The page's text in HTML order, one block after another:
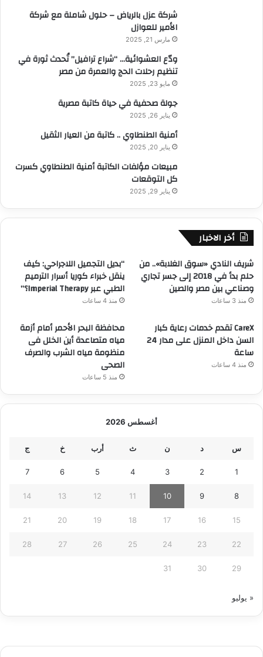
شركة عزل بالرياض – حلول شاملة مع شركة
الأمير للعوازل
مارس 21, 2025
ودّع العشوائية… “شراع ترافيل” تُحدث ثورة في
تنظيم رحلات الحج والعمرة من مصر
مايو 23, 2025
جولة صحفية في حياة كاتبة مصرية
يناير 26, 2025
أمنية الطنطاوي .. كاتبة من العيار الثقيل
يناير 20, 2025
مبيعات مؤلفات الكاتبة أمنية الطنطاوي كسرت
كل التوقعات
يناير 29, 2025
أخر الاخبار
شريف النادي «سوق الغلابة».. من
حلم بدأ في 2018 إلى جسر تجاري
وصناعي بين مصر والصين
منذ 3 ساعات
“بديل التجميل اللاجراحي: كيف
ينقل خبراء كوريا أسرار الترميم
الطبي عبر Imperial Therapy؟”
منذ 4 ساعات
CareX تقدم خدمات رعاية كبار
السن داخل المنزل على مدار 24
ساعة
منذ 4 ساعات
محافظة البحر الأحمر أمام أزمة
مياه متصاعدة أين الخلل فى
منظومة مياه الشرب والصرف
الصحى
منذ 5 ساعات
أغسطس 2026
س د ن ث أرب خ ج
1
2
3
4
5
6
7
8
9
10
11
12
13
14
15
16
17
18
19
20
21
22
23
24
25
26
27
28
29
30
31
« يوليو